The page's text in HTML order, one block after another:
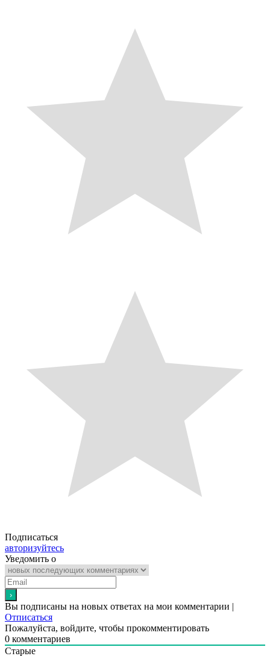
Подписаться
авторизуйтесь
Уведомить о
Вы подписаны на новых ответах на мои комментарии |
Отписаться
Пожалуйста, войдите, чтобы прокомментировать
0 комментариев
Старые